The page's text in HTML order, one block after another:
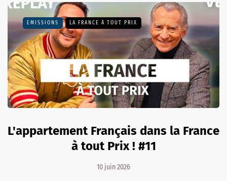
EMISSIONS LA FRANCE À TOUT PRIX
L'appartement Français dans la France
à tout Prix ! #11
10 juin 2026